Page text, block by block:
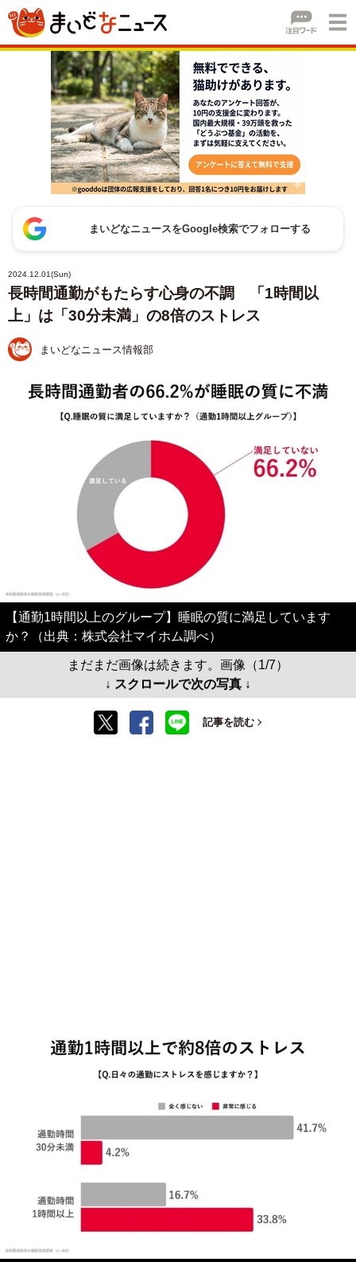
まいどなニュースをGoogle検索でフォローする
2024.12.01(Sun)
長時間通勤がもたらす心身の不調 「1時間以
上」は「30分未満」の8倍のストレス
まいどなニュース情報部
【通勤1時間以上のグループ】睡眠の質に満足しています
か？（出典：株式会社マイホム調べ）
まだまだ画像は続きます。画像（1/7）
↓ スクロールで次の写真 ↓
記事を読む